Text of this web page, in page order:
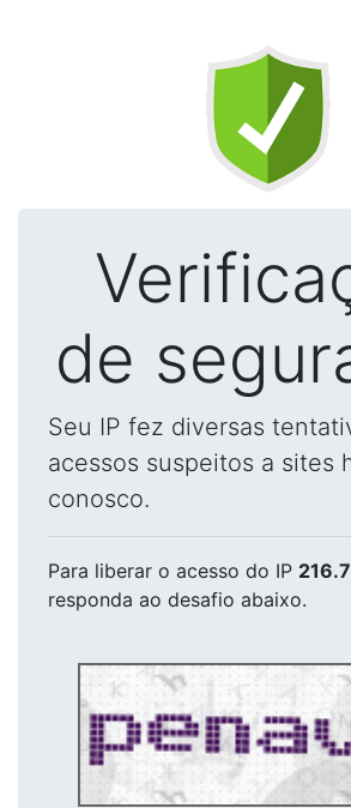
de
Seu IP fez diversas
acessos suspeitos a sites
conosco.
Para liberar o acesso do IP
responda ao desafio abaixo.